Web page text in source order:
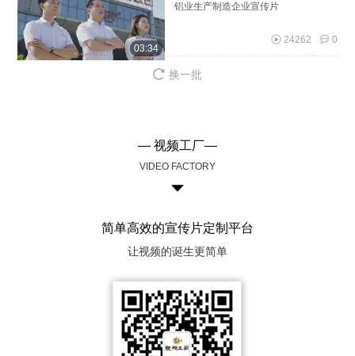
03:34
铝业生产制造企业宣传片
0
24262
换一批
— 视频工厂—
VIDEO FACTORY
简单高效的宣传片定制平台
让视频的诞生更简单